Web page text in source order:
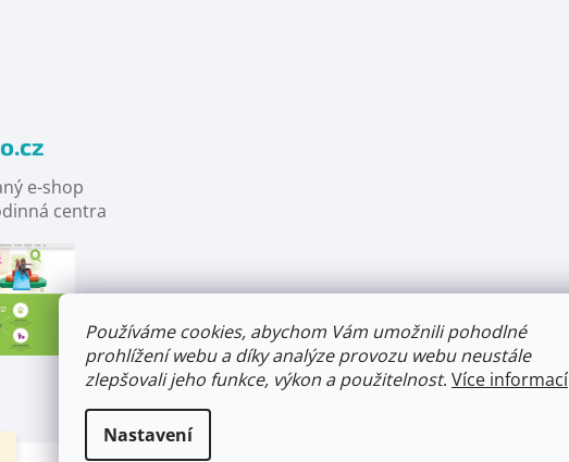
Používáme cookies, abychom Vám umožnili pohodlné
prohlížení webu a díky analýze provozu webu neustále
zlepšovali jeho funkce, výkon a použitelnost. Více informací
Nastavení
e-shop
centra